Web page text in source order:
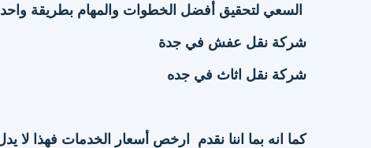
السعي لتحقيق أفضل الخطوات والمهام بطريقة
شركة نقل عفش في جدة
شركة نقل اثاث في جده
كما انه بما اننا نقدم ارخص أسعار الخدمات فهذا لا